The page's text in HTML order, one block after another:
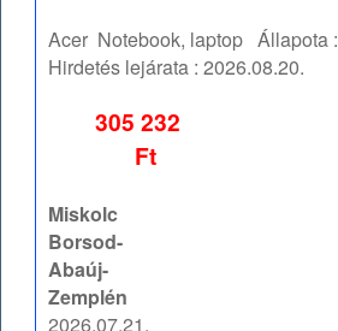
Acer Notebook, laptop Állapota :
Hirdetés lejárata :2026.08.20.
305 232
Ft
Miskolc
Borsod-
Abaúj-
Zemplén
2026.07.21.